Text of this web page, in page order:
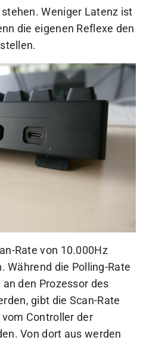
Weniger Latenz ist
die eigenen Reflexe den
Rate von 10.000Hz
Während die Polling-Rate
den Prozessor des
gibt die Scan-Rate
Controller der
Von dort aus werden